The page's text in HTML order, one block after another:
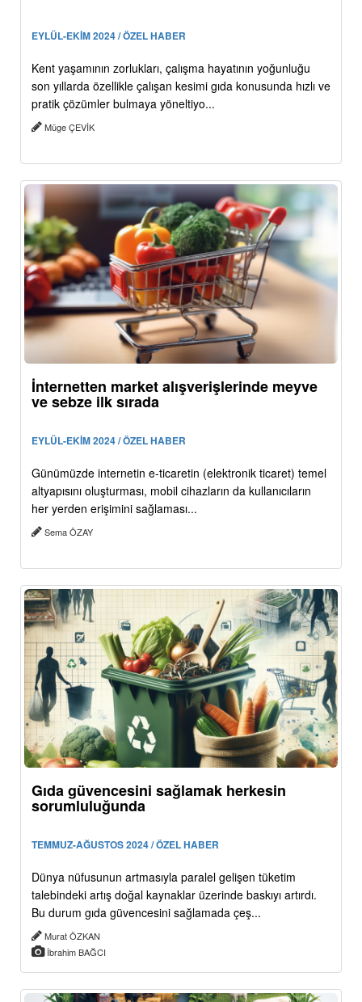
EYLÜL-EKİM 2024 / ÖZEL HABER
Kent yaşamının zorlukları, çalışma hayatının yoğunluğu
son yıllarda özellikle çalışan kesimi gıda konusunda hızlı ve
pratik çözümler bulmaya yöneltiyo...
Müge ÇEVİK
İnternetten market alışverişlerinde meyve
ve sebze ilk sırada
EYLÜL-EKİM 2024 / ÖZEL HABER
Günümüzde internetin e-ticaretin (elektronik ticaret) temel
altyapısını oluşturması, mobil cihazların da kullanıcıların
her yerden erişimini sağlaması...
Sema ÖZAY
Gıda güvencesini sağlamak herkesin
sorumluluğunda
TEMMUZ-AĞUSTOS 2024 / ÖZEL HABER
Dünya nüfusunun artmasıyla paralel gelişen tüketim
talebindeki artış doğal kaynaklar üzerinde baskıyı artırdı.
Bu durum gıda güvencesini sağlamada çeş...
Murat ÖZKAN
İbrahim BAĞCI